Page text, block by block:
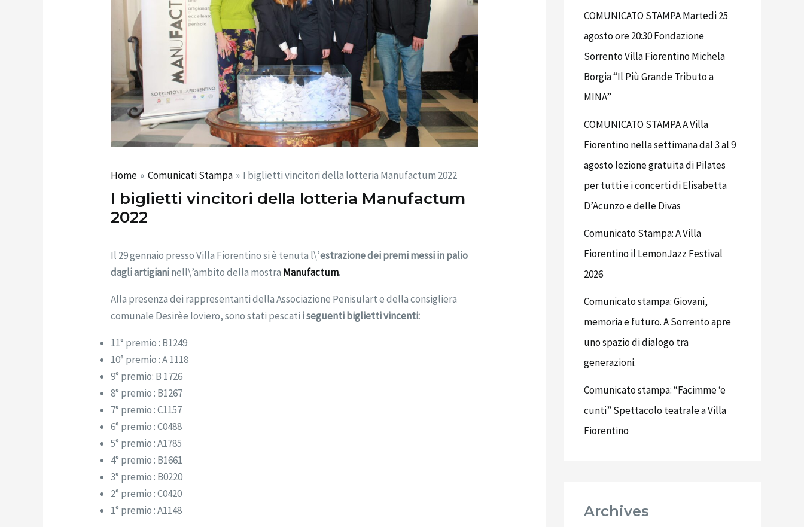
Home Comunicati Stampa I biglietti vincitori della lotteria Manufactum 2022
I biglietti vincitori della lotteria Manufactum
2022
Il 29 gennaio presso Villa Fiorentino si è tenuta l\’estrazione dei premi messi in palio
dagli artigianinell\’ambito della mostra Manufactum.
Alla presenza dei rappresentanti della Associazione Penisulart e della consigliera
comunale Desirèe Ioviero, sono stati pescati i seguenti biglietti vincenti:
11° premio : B1249
10° premio : A 1118
9° premio: B 1726
8° premio : B1267
7° premio : C1157
6° premio : C0488
5° premio : A1785
4° premio : B1661
3° premio : B0220
2° premio : C0420
1° premio : A1148
COMUNICATO STAMPA Martedi 25
agosto ore 20:30 Fondazione
Sorrento Villa Fiorentino Michela
Borgia “Il Più Grande Tributo a
MINA”
COMUNICATO STAMPA A Villa
Fiorentino nella settimana dal 3 al 9
agosto lezione gratuita di Pilates
per tutti e i concerti di Elisabetta
D’Acunzo e delle Divas
Comunicato Stampa: A Villa
Fiorentino il LemonJazz Festival
2026
Comunicato stampa: Giovani,
memoria e futuro. A Sorrento apre
uno spazio di dialogo tra
generazioni.
Comunicato stampa: “Facimme ‘e
cunti” Spettacolo teatrale a Villa
Fiorentino
Archives